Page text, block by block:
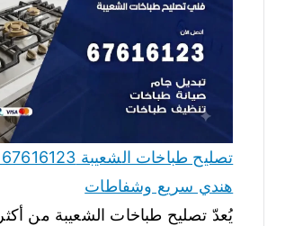
هندي سريع وشفاطات
يُعدّ تصليح طباخات الشعيبة من أكثر